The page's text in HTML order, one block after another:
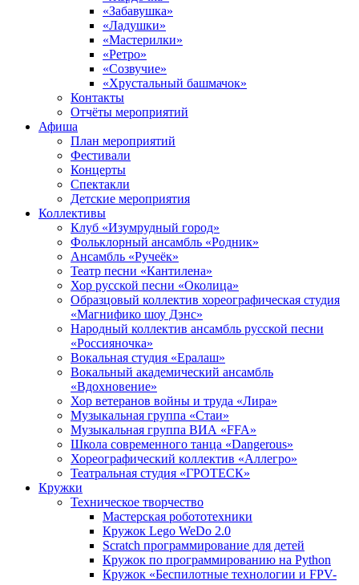
«Забавушка»
«Ладушки»
«Мастерилки»
«Ретро»
«Созвучие»
«Хрустальный башмачок»
Контакты
Отчёты мероприятий
Афиша
План мероприятий
Фестивали
Концерты
Спектакли
Детские мероприятия
Коллективы
Клуб «Изумрудный город»
Фольклорный ансамбль «Родник»
Ансамбль «Ручеёк»
Театр песни «Кантилена»
Хор русской песни «Околица»
Образцовый коллектив хореографическая студия
«Магнифико шоу Дэнс»
Народный коллектив ансамбль русской песни
«Россияночка»
Вокальная студия «Ералаш»
Вокальный академический ансамбль
«Вдохновение»
Хор ветеранов войны и труда «Лира»
Музыкальная группа «Стаи»
Музыкальная группа ВИА «FFA»
Школа современного танца «Dangerous»
Хореографический коллектив «Аллегро»
Театральная студия «ГРОТЕСК»
Кружки
Техническое творчество
Мастерская робототехники
Кружок Lego WeDo 2.0
Scratch программирование для детей
Кружок по программированию на Python
Кружок «Беспилотные технологии и FPV-